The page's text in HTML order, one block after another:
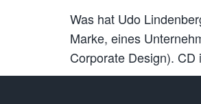
Was hat Udo
Marke, eines
Corporate Design).